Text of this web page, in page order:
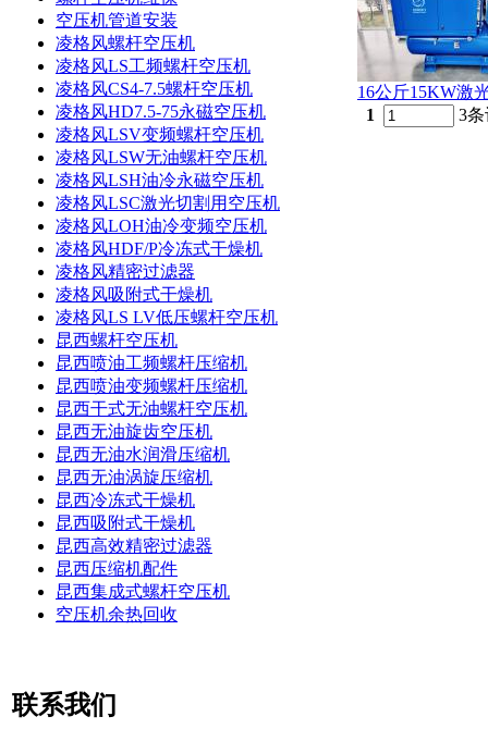
空压机管道安装
凌格风螺杆空压机
凌格风LS工频螺杆空压机
凌格风CS4-7.5螺杆空压机
凌格风HD7.5-75永磁空压机
凌格风LSV变频螺杆空压机
凌格风LSW无油螺杆空压机
凌格风LSH油冷永磁空压机
凌格风LSC激光切割用空压机
凌格风LOH油冷变频空压机
凌格风HDF/P冷冻式干燥机
凌格风精密过滤器
凌格风吸附式干燥机
凌格风LS LV低压螺杆空压机
昆西螺杆空压机
昆西喷油工频螺杆压缩机
昆西喷油变频螺杆压缩机
昆西干式无油螺杆空压机
昆西无油旋齿空压机
昆西无油水润滑压缩机
昆西无油涡旋压缩机
昆西冷冻式干燥机
昆西吸附式干燥机
昆西高效精密过滤器
昆西压缩机配件
昆西集成式螺杆空压机
空压机余热回收
联系我们
16公斤15KW激
1
3